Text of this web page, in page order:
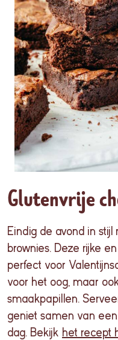
Glutenvrije
Eindig de avond in stijl
brownies. Deze rijke en
perfect voor
voor het oog, maar
smaakpapillen.
geniet samen van een
dag. Bekijk het recept